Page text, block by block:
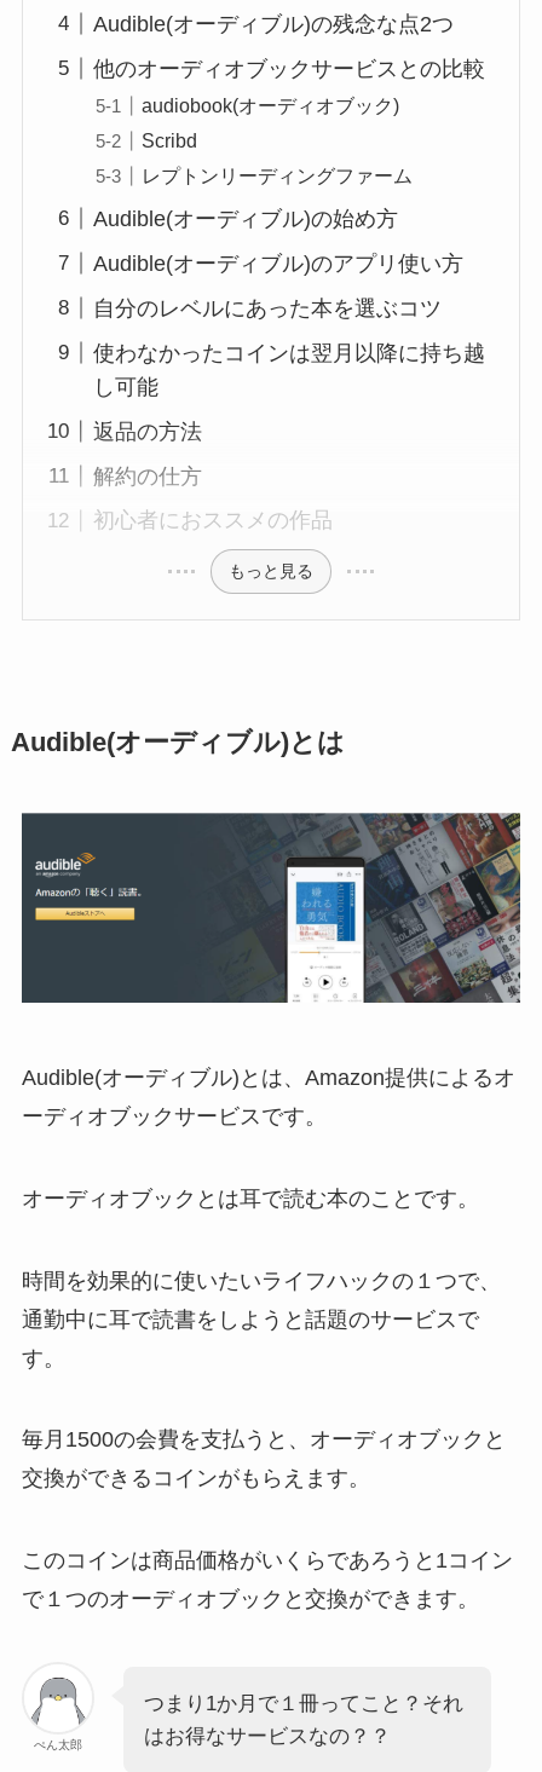
Audible(オーディブル)の残念な点2つ
他のオーディオブックサービスとの比較
audiobook(オーディオブック)
Scribd
レプトンリーディングファーム
Audible(オーディブル)の始め方
Audible(オーディブル)のアプリ使い方
自分のレベルにあった本を選ぶコツ
使わなかったコインは翌月以降に持ち越
し可能
返品の方法
解約の仕方
初心者におススメの作品
もっと見る
Audible(オーディブル)とは
Audible(オーディブル)とは、Amazon提供によるオ
ーディオブックサービスです。
オーディオブックとは耳で読む本のことです。
時間を効果的に使いたいライフハックの１つで、
通勤中に耳で読書をしようと話題のサービスで
す。
毎月1500の会費を支払うと、オーディオブックと
交換ができるコインがもらえます。
このコインは商品価格がいくらであろうと1コイン
で１つのオーディオブックと交換ができます。
ぺん太郎
つまり1か月で１冊ってこと？それ
はお得なサービスなの？？